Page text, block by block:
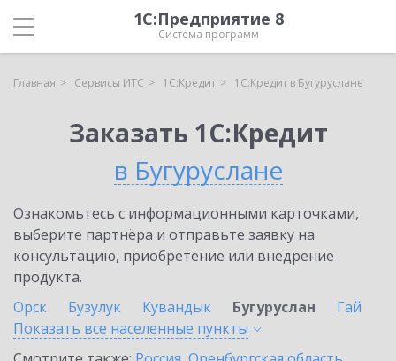
1С:Предприятие 8
Система программ
Главная Сервисы ИТС 1С:Кредит 1С:Кредит в Бугуруслане
Заказать 1С:Кредит
в Бугуруслане
Ознакомьтесь с информационными карточками,
выберите партнёра и отправьте заявку на
консультацию, приобретение или внедрение
продукта.
Орск
Бузулук Кувандык Бугуруслан
Гай
Показать все населенные пункты